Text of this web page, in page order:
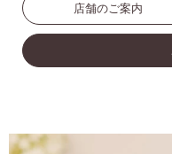
店舗のご案内